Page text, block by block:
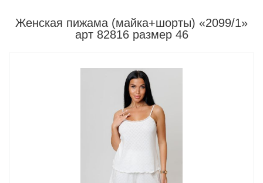
Женская пижама (майка+шорты) «2099/1»
арт 82816 размер 46